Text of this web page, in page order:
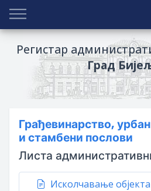
Регистар
Град
Грађевинарство,
и стамбени послови
Листа
Исколчавање објекта